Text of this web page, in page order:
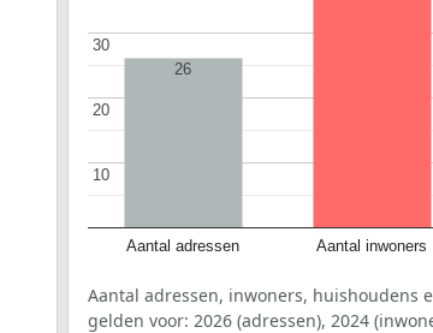
Aantal adressen Aantal inwoners
10
10
20
20
30
30
26
Aantal adressen, inwoners, huishoudens
gelden voor: 2026 (adressen), 2024